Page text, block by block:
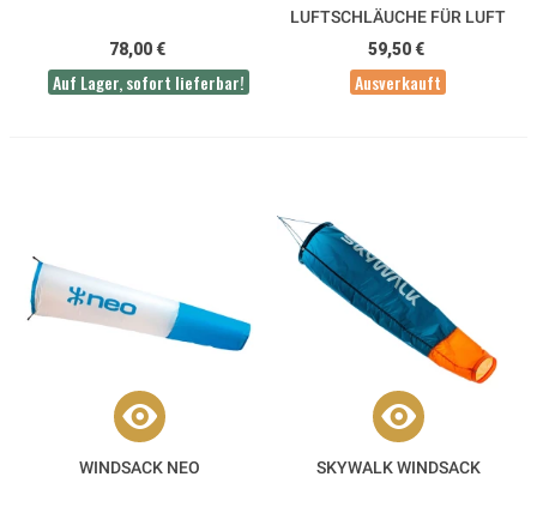
78,00 €
Auf Lager, sofort lieferbar!
LUFTSCHLÄUCHE FÜR LUFT
UND ABENTEUER MIT 20MM
MAST
59,50 €
Ausverkauft
WINDSACK NEO SKYWALK WINDSACK